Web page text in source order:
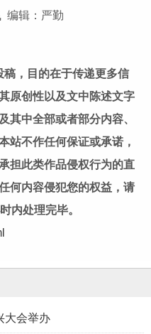
编辑：严勤
，目的在于传递更多信
原创性以及文中陈述文字
其中全部或者部分内容、
站不作任何保证或承诺，
担此类作品侵权行为的直
何内容侵犯您的权益，请
内处理完毕。
大会举办